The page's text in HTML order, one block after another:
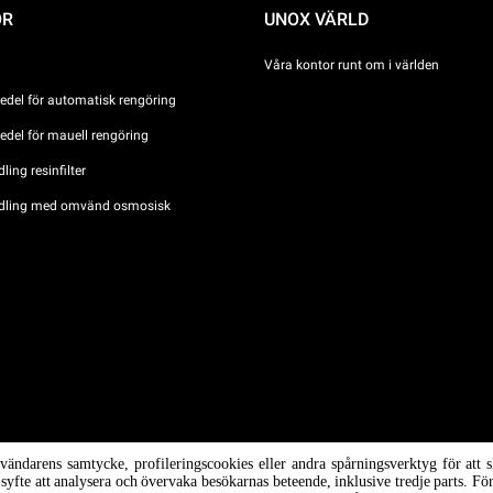
för automatisk rengöring
för mauell rengöring
resinfilter
med omvänd osmosisk
UNOX VÄRLD
Våra kontor runt om i världen
n °
samtycke, profileringscookies eller andra spårningsverktyg för
att analysera och övervaka besökarnas beteende, inklusive tredje parts.